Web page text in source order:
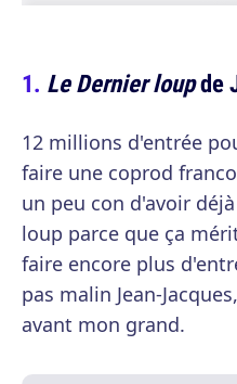
Le Dernier loupde
12 millions d'entrée
faire une coprod
un peu con d'avoir
loup parce que ça
faire encore plus
pas malin Jean-
avant mon grand.